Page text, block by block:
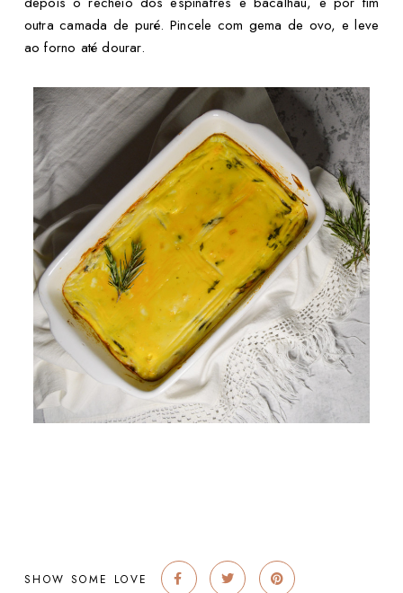
outra camada de puré. Pincele com gema de ovo, e leve
ao forno até dourar.
SHOW SOME LOVE